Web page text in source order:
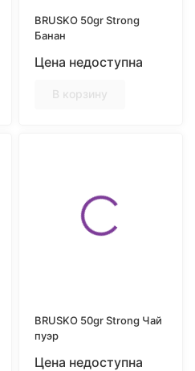
BRUSKO 50gr Strong
Банан
Цена недоступна
В корзину
BRUSKO 50gr Strong Чай
пуэр
Цена недоступна